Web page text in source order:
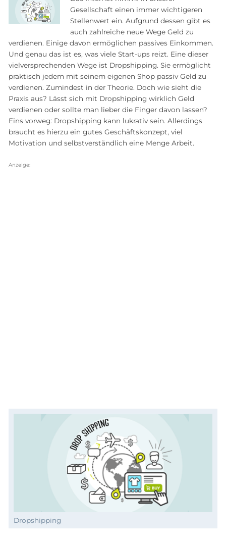
Gesellschaft einen immer wichtigeren
Stellenwert ein. Aufgrund dessen gibt es
auch zahlreiche neue Wege Geld zu
verdienen. Einige davon ermöglichen passives Einkommen.
Und genau das ist es, was viele Start-ups reizt. Eine dieser
vielversprechenden Wege ist Dropshipping. Sie ermöglicht
praktisch jedem mit seinem eigenen Shop passiv Geld zu
verdienen. Zumindest in der Theorie. Doch wie sieht die
Praxis aus? Lässt sich mit Dropshipping wirklich Geld
verdienen oder sollte man lieber die Finger davon lassen?
Eins vorweg: Dropshipping kann lukrativ sein. Allerdings
braucht es hierzu ein gutes Geschäftskonzept, viel
Motivation und selbstverständlich eine Menge Arbeit.
Anzeige:
Dropshipping